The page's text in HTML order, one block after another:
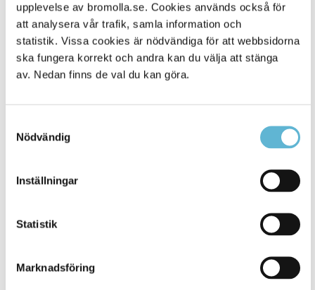
upplevelse av bromolla.se. Cookies används också för
att analysera vår trafik, samla information och
statistik. Vissa cookies är nödvändiga för att webbsidorna
ska fungera korrekt och andra kan du välja att stänga
av. Nedan finns de val du kan göra.
Nödvändig
Inställningar
Statistik
Marknadsföring
E-tjänst förskola och fritidshem
Här ansöker du om plats till förskola och fritidshem i
Bromölla kommun. Du kan också hantera dina
ändrade familjeförhållanden. Ansökan om barnomsorg
på obekväm arbetstid, kontakta